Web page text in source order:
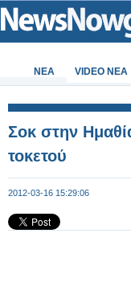
ΝΕΑ VIDEO NEA
Σοκ στην
τοκετού
2012-03-16 15:29:06